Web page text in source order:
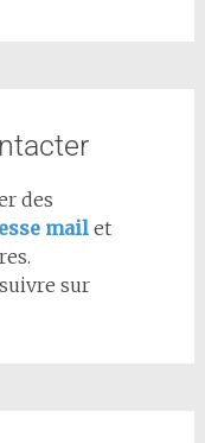
des
mail et
sur